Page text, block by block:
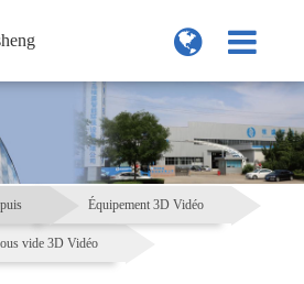
Équipement 3D Vidéo
vide 3D Vidéo